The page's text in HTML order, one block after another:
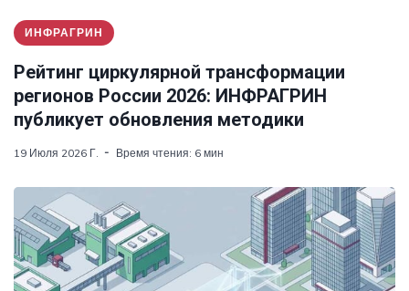
ИНФРАГРИН
Рейтинг циркулярной трансформации
регионов России 2026: ИНФРАГРИН
публикует обновления методики
19 Июля 2026 Г. Время чтения: 6 мин